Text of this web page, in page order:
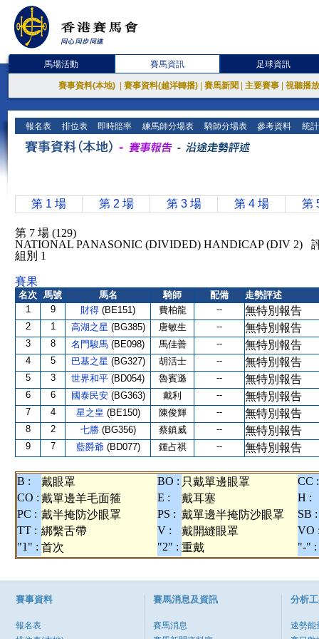
馬場活動 賽馬資訊 足球資訊
賽事資料(本地) 賽事資料(越洋轉播) 賽馬新聞 主要賽事 視聽播
報名表 排位表 即時賠率 練馬師分場表 騎師分場表 參考資料 統
第 1 場 第 2 場 第 3 場 第 4 場 第
第 7 場 (129)
NATIONAL PANASONIC (DIVIDED) HANDICAP (DIV 2)
組別 1
賽果
名次 馬號 馬名 騎師 配備
走勢評述
1
9 財得 (BE151) 費柏龍 -- 無特別報告
2 1 高湖之星 (BG385) 唐敏生 -- 無特別報告
3 8 名門駿馬 (BE098) 馬佳善 -- 無特別報告
4 5 巴基之星 (BG327) 胡活士 -- 無特別報告
5 3 世界和平 (BD054) 魯賓遜 -- 無特別報告
6 6 國泰民安 (BG363) 戴利 -- 無特別報告
7 4 星之皇 (BE150) 陳俊輝 -- 無特別報告
8 2 七勝 (BG356) 蔡鎮威 -- 無特別報告
9 7 藍爵爺 (BD077) 鍾占祺 -- 無特別報告
B : 戴眼罩 BO : 只戴單邊眼罩
CC :
CO : 戴單邊羊毛面箍 E : 戴耳塞
H :
PC : 戴半掩防沙眼罩 PS : 戴單邊半掩防沙眼罩
SB :
TT : 綁繫舌帶 V : 戴開縫眼罩
VO
"1" : 首次 "2" : 重戴 "-" :
賽事資料
報名表
賽馬消息及資訊
賽馬消息
分析
速勢能